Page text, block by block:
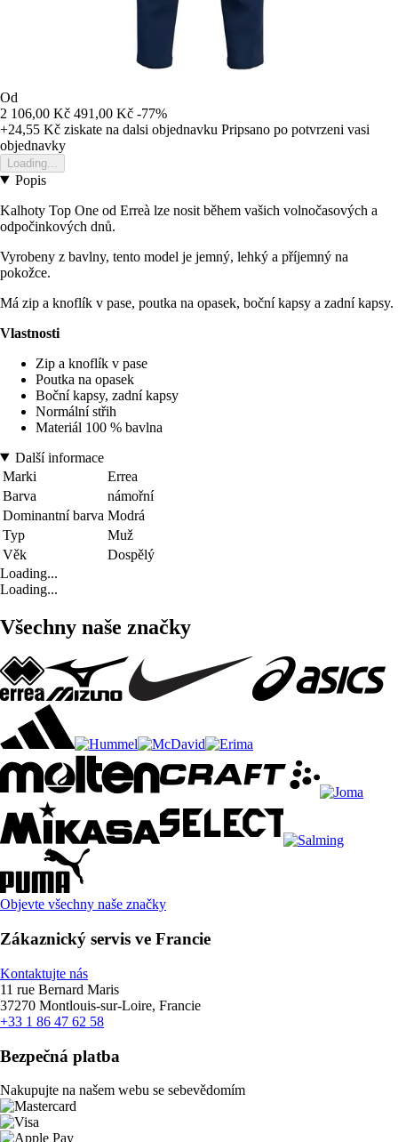
Od
2 106,00 Kč 491,00 Kč -77%
+24,55 Kč ziskate na dalsi objednavku Pripsano po potvrzeni vasi
objednavky
Loading...
Popis
Kalhoty Top One od Erreà lze nosit během vašich volnočasových a
odpočinkových dnů.
Vyrobeny z bavlny, tento model je jemný, lehký a příjemný na
pokožce.
Má zip a knoflík v pase, poutka na opasek, boční kapsy a zadní kapsy.
Vlastnosti
Zip a knoflík v pase
Poutka na opasek
Boční kapsy, zadní kapsy
Normální střih
Materiál 100 % bavlna
Další informace
Marki
Errea
Barva
námořní
Dominantní barva Modrá
Typ
Muž
Věk
Dospělý
Loading...
Loading...
Všechny naše značky
Objevte všechny naše značky
Zákaznický servis ve Francie
Kontaktujte nás
11 rue Bernard Maris
37270 Montlouis-sur-Loire, Francie
+33 1 86 47 62 58
Bezpečná platba
Nakupujte na našem webu se sebevědomím